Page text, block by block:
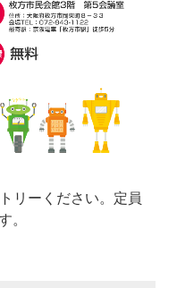
リーください。定員
。